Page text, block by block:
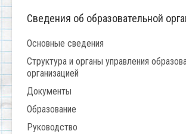
Сведения об образовательной
Основные сведения
Структура и органы управления
организацией
Документы
Образование
Руководство